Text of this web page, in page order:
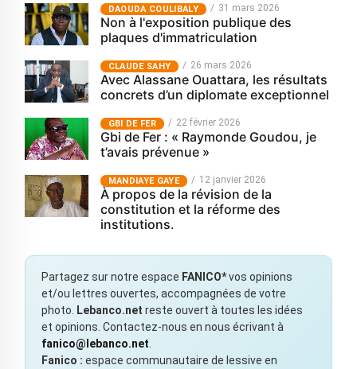
‎DAOUDA COULIBALY 31 mars 2026
Non à l'exposition publique des
plaques d'immatriculation
CLAUDE SAHY 26 mars 2026
Avec Alassane Ouattara, les résultats
concrets d’un diplomate exceptionnel
GBI DE FER 22 février 2026
Gbi de Fer : « Raymonde Goudou, je
t’avais prévenue »
MANDIAYE GAYE 12 janvier 2026
À propos de la révision de la
constitution et la réforme des
institutions.
Partagez sur notre espace FANICO*vos opinions
et/ou lettres ouvertes, accompagnées de votre
photo.
Lebanco.net reste ouvert à toutes les idées
et opinions. Contactez-nous en nous écrivant à
fanico@lebanco.net
Fanico : espace communautaire de lessive en